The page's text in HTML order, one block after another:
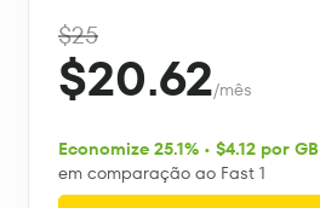
$25
$20.62/mês
Economize 25.1% • $4.12 por GB
em comparação ao Fast 1